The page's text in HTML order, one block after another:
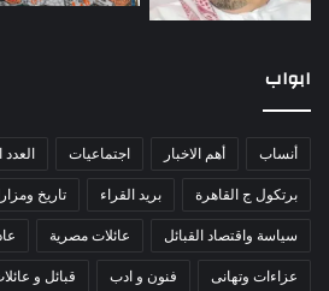
ابواب
أنساب أهم الاخبار اجتماعيات
برتكول ج القاهرة بريد القراء تاريخ
سياسة واقتصاد القبائل عائلات مصرية
عزاءات وتهانى فنون و ادب قبائل و